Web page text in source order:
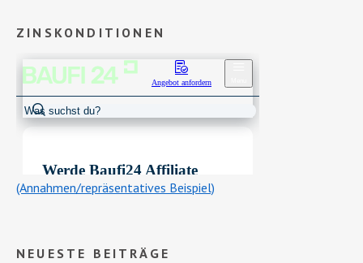
ZINSKONDITIONEN
(Annahmen/repräsentatives Beispiel)
NEUESTE BEITRÄGE